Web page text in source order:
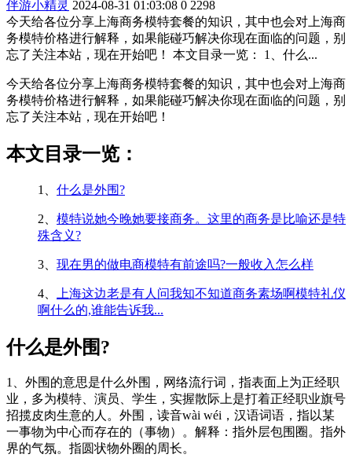
伴游小精灵 2024-08-31 01:03:08 0 2298
今天给各位分享上海商务模特套餐的知识，其中也会对上海商
务模特价格进行解释，如果能碰巧解决你现在面临的问题，别
忘了关注本站，现在开始吧！ 本文目录一览： 1、什么...
今天给各位分享上海商务模特套餐的知识，其中也会对上海商
务模特价格进行解释，如果能碰巧解决你现在面临的问题，别
忘了关注本站，现在开始吧！
本文目录一览：
1、 什么是外围?
2、 模特说她今晚她要接商务。这里的商务是比喻还是特
殊含义?
3、 现在男的做电商模特有前途吗?一般收入怎么样
4、
上海这边老是有人问我知不知道商务素场啊模特礼仪
啊什么的,谁能告诉我...
什么是外围?
1、外围的意思是什么外围，网络流行词，指表面上为正经职
业，多为模特、演员、学生，实握散际上是打着正经职业旗号
招揽皮肉生意的人。外围，读音wài wéi，汉语词语，指以某
一事物为中心而存在的（事物）。解释：指外层包围圈。指外
界的气氛。指圆状物外圈的周长。